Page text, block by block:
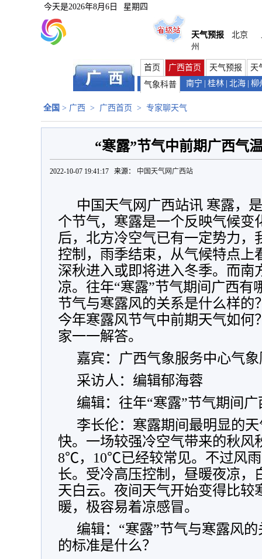
今天是2026年8月6日 星期四
天气预报 北京
州
首页 广西首页 天气预报
天
气象科普
南宁 桂林 北海 柳
全国 > 广西 > 广西首页 > 专家聊天气
“寒露”节气中前期广西气
2022-10-07 19:41:17 来源： 中国天气网广西站
中国天气网广西站讯 寒露，
个节气，寒露是一个反映气候变
后，北方冷空气已有一定势力，
控制，雨季结束，从气候特点上
深秋进入或即将进入冬季。而南
凉。往年“寒露”节气期间广西有
节气与寒露风的关系是什么样的
今年寒露风节气中前期天气如何
家一一解答。
嘉宾：广西气象服务中心气
采访人：编辑郁海蓉
编辑：往年“寒露”节气期间
李长伦：寒露期间最明显的
快。一场较强冷空气带来的秋风
8℃，10℃已经较常见。不过风
长。受冷高压控制，昼暖夜凉，
天白云。夜间天气开始变得比较
暖，极容易着凉感冒。
编辑：“寒露”节气与寒露风
的标准是什么？